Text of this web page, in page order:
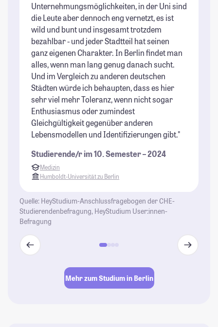
Unternehmungsmöglichkeiten, in der Uni sind
die Leute aber dennoch eng vernetzt, es ist
wild und bunt und insgesamt trotzdem
bezahlbar - und jeder Stadtteil hat seinen
ganz eigenen Charakter. In Berlin findet man
alles, wenn man lang genug danach sucht.
Und im Vergleich zu anderen deutschen
Städten würde ich behaupten, dass es hier
sehr viel mehr Toleranz, wenn nicht sogar
Enthusiasmus oder zumindest
Gleichgültigkeit gegenüber anderen
Lebensmodellen und Identifizierungen gibt."
Studierende/r im 10. Semester – 2024
Medizin
Humboldt-Universität zu Berlin
Quelle: HeyStudium-Anschlussfragebogen der CHE-
Studierendenbefragung, HeyStudium User:innen-
Befragung
Mehr zum Studium in Berlin